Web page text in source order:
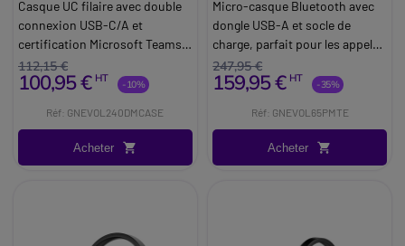
Casque UC filaire avec double
connexion USB-C/A et
certification Microsoft Teams,
conçu pour une utilisation
intensive en milieu
112,15 €
100,95 € HT -10%
Réf: GNEVOL240DMCASE
Acheter
Micro-casque Bluetooth avec
dongle USB-A et socle de
charge, parfait pour les appels
quotidiens et l'écoute de
musique.
247,95 €
159,95 € HT -35%
Réf: GNEVOL65PMTE
Acheter